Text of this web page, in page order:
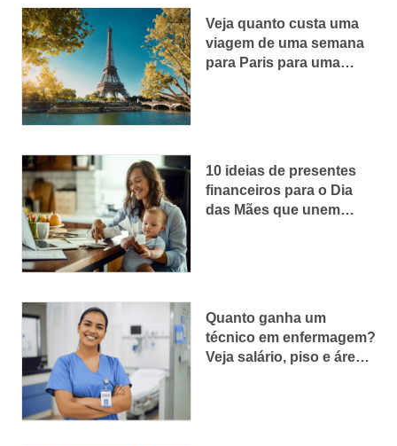
Veja quanto custa uma
viagem de uma semana
para Paris para uma
10 ideias de presentes
financeiros para o Dia
das Mães que unem
Quanto ganha um
técnico em enfermagem?
Veja salário, piso e áreas